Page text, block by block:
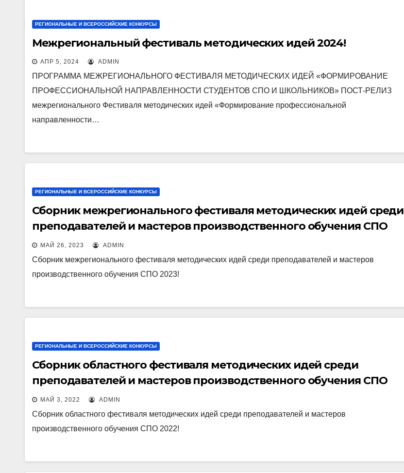
РЕГИОНАЛЬНЫЕ И ВСЕРОССИЙСКИЕ КОНКУРСЫ
Межрегиональный фестиваль методических идей 2024!
АПР 5, 2024 ADMIN
ПРОГРАММА МЕЖРЕГИОНАЛЬНОГО ФЕСТИВАЛЯ МЕТОДИЧЕСКИХ ИДЕЙ «ФОРМИРОВАНИЕ
ПРОФЕССИОНАЛЬНОЙ НАПРАВЛЕННОСТИ СТУДЕНТОВ СПО И ШКОЛЬНИКОВ» ПОСТ-РЕЛИЗ
межрегионального Фестиваля методических идей «Формирование профессиональной
направленности…
РЕГИОНАЛЬНЫЕ И ВСЕРОССИЙСКИЕ КОНКУРСЫ
Сборник межрегионального фестиваля методических идей среди
преподавателей и мастеров производственного обучения СПО
2023!
МАЙ 26, 2023 ADMIN
Сборник межрегионального фестиваля методических идей среди преподавателей и мастеров
производственного обучения СПО 2023!
РЕГИОНАЛЬНЫЕ И ВСЕРОССИЙСКИЕ КОНКУРСЫ
Сборник областного фестиваля методических идей среди
преподавателей и мастеров производственного обучения СПО
2022!
МАЙ 3, 2022 ADMIN
Сборник областного фестиваля методических идей среди преподавателей и мастеров
производственного обучения СПО 2022!